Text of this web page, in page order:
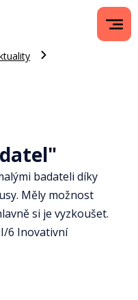
badateli díky
Měly možnost
si je vyzkoušet.
6 Inovativní